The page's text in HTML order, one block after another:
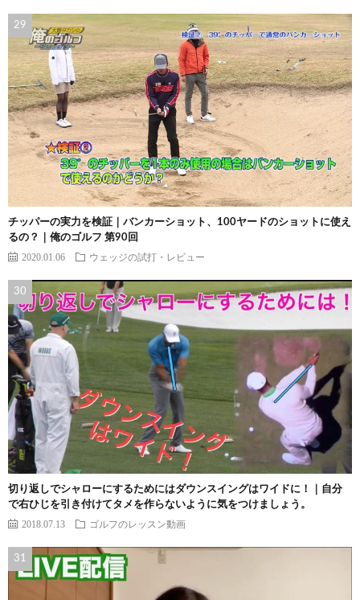
チッパーの実力を検証｜バンカーショット、100ヤードのショットに使え
るの？｜俺のゴルフ 第90回
2020.01.06 ウェッジの試打・レビュー
切り返しでシャローにするためにはダウンスイングはワイドに！｜自分
で右ひじを引き付けてタメを作らないように気をつけましょう。
2018.07.13 ゴルフのレッスン動画